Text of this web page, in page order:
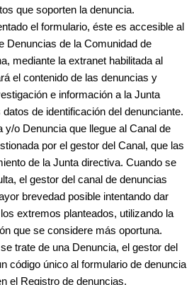
que soporten la denuncia.
el formulario, éste es accesible al
Denuncias de la Comunidad de
mediante la extranet habilitada al
el contenido de las denuncias y
e información a la Junta
de identificación del denunciante.
y/o Denuncia que llegue al Canal de
por el gestor del Canal, que las
de la Junta directiva. Cuando se
el gestor del canal de denuncias
brevedad posible intentando dar
extremos planteados, utilizando la
que se considere más oportuna.
trate de una Denuncia, el gestor del
código único al formulario de denuncia
el Registro de denuncias.